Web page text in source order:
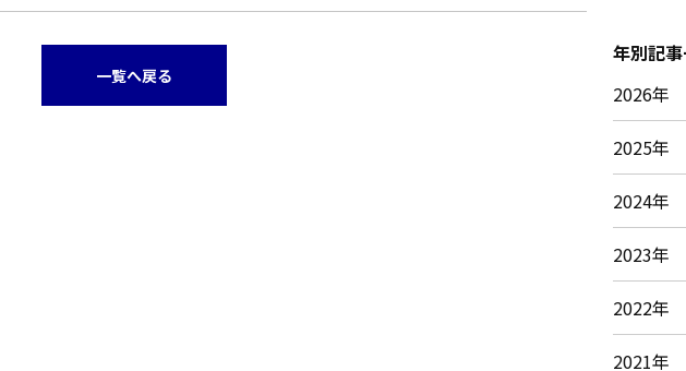
一覧へ戻る
年別記
2026年
2025年
2024年
2023年
2022年
2021年